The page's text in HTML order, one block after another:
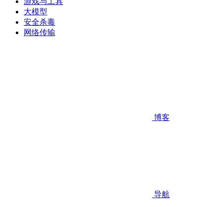
大模型
安全杀毒
网络传输
博客
导航